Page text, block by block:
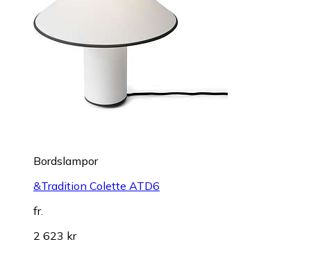
Bordslampor
&Tradition Colette ATD6
fr.
2 623 kr